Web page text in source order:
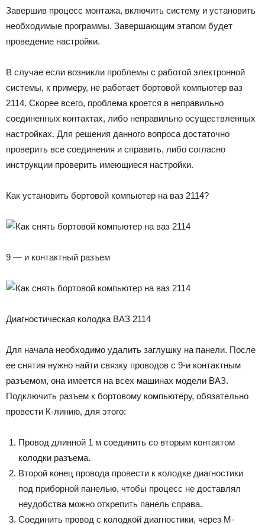
Завершив процесс монтажа, включить систему и установить
необходимые программы. Завершающим этапом будет
проведение настройки.
В случае если возникли проблемы с работой электронной
системы, к примеру, не работает бортовой компьютер ваз
2114. Скорее всего, проблема кроется в неправильно
соединенных контактах, либо неправильно осуществленных
настройках. Для решения данного вопроса достаточно
проверить все соединения и справить, либо согласно
инструкции проверить имеющиеся настройки.
Как установить бортовой компьютер на ваз 2114?
9 — и контактный разъем
Диагностическая колодка ВАЗ 2114
Для начала необходимо удалить заглушку на панели. После
ее снятия нужно найти связку проводов с 9-и контактным
разъемом, она имеется на всех машинах модели ВАЗ.
Подключить разъем к бортовому компьютеру, обязательно
провести К-линию, для этого:
Провод длинной 1 м соединить со вторым контактом
колодки разъема.
Второй конец провода провести к колодке диагностики
под приборной панелью, чтобы процесс не доставлял
неудобства можно открепить панель справа.
Соединить провод с колодкой диагностики, через М-